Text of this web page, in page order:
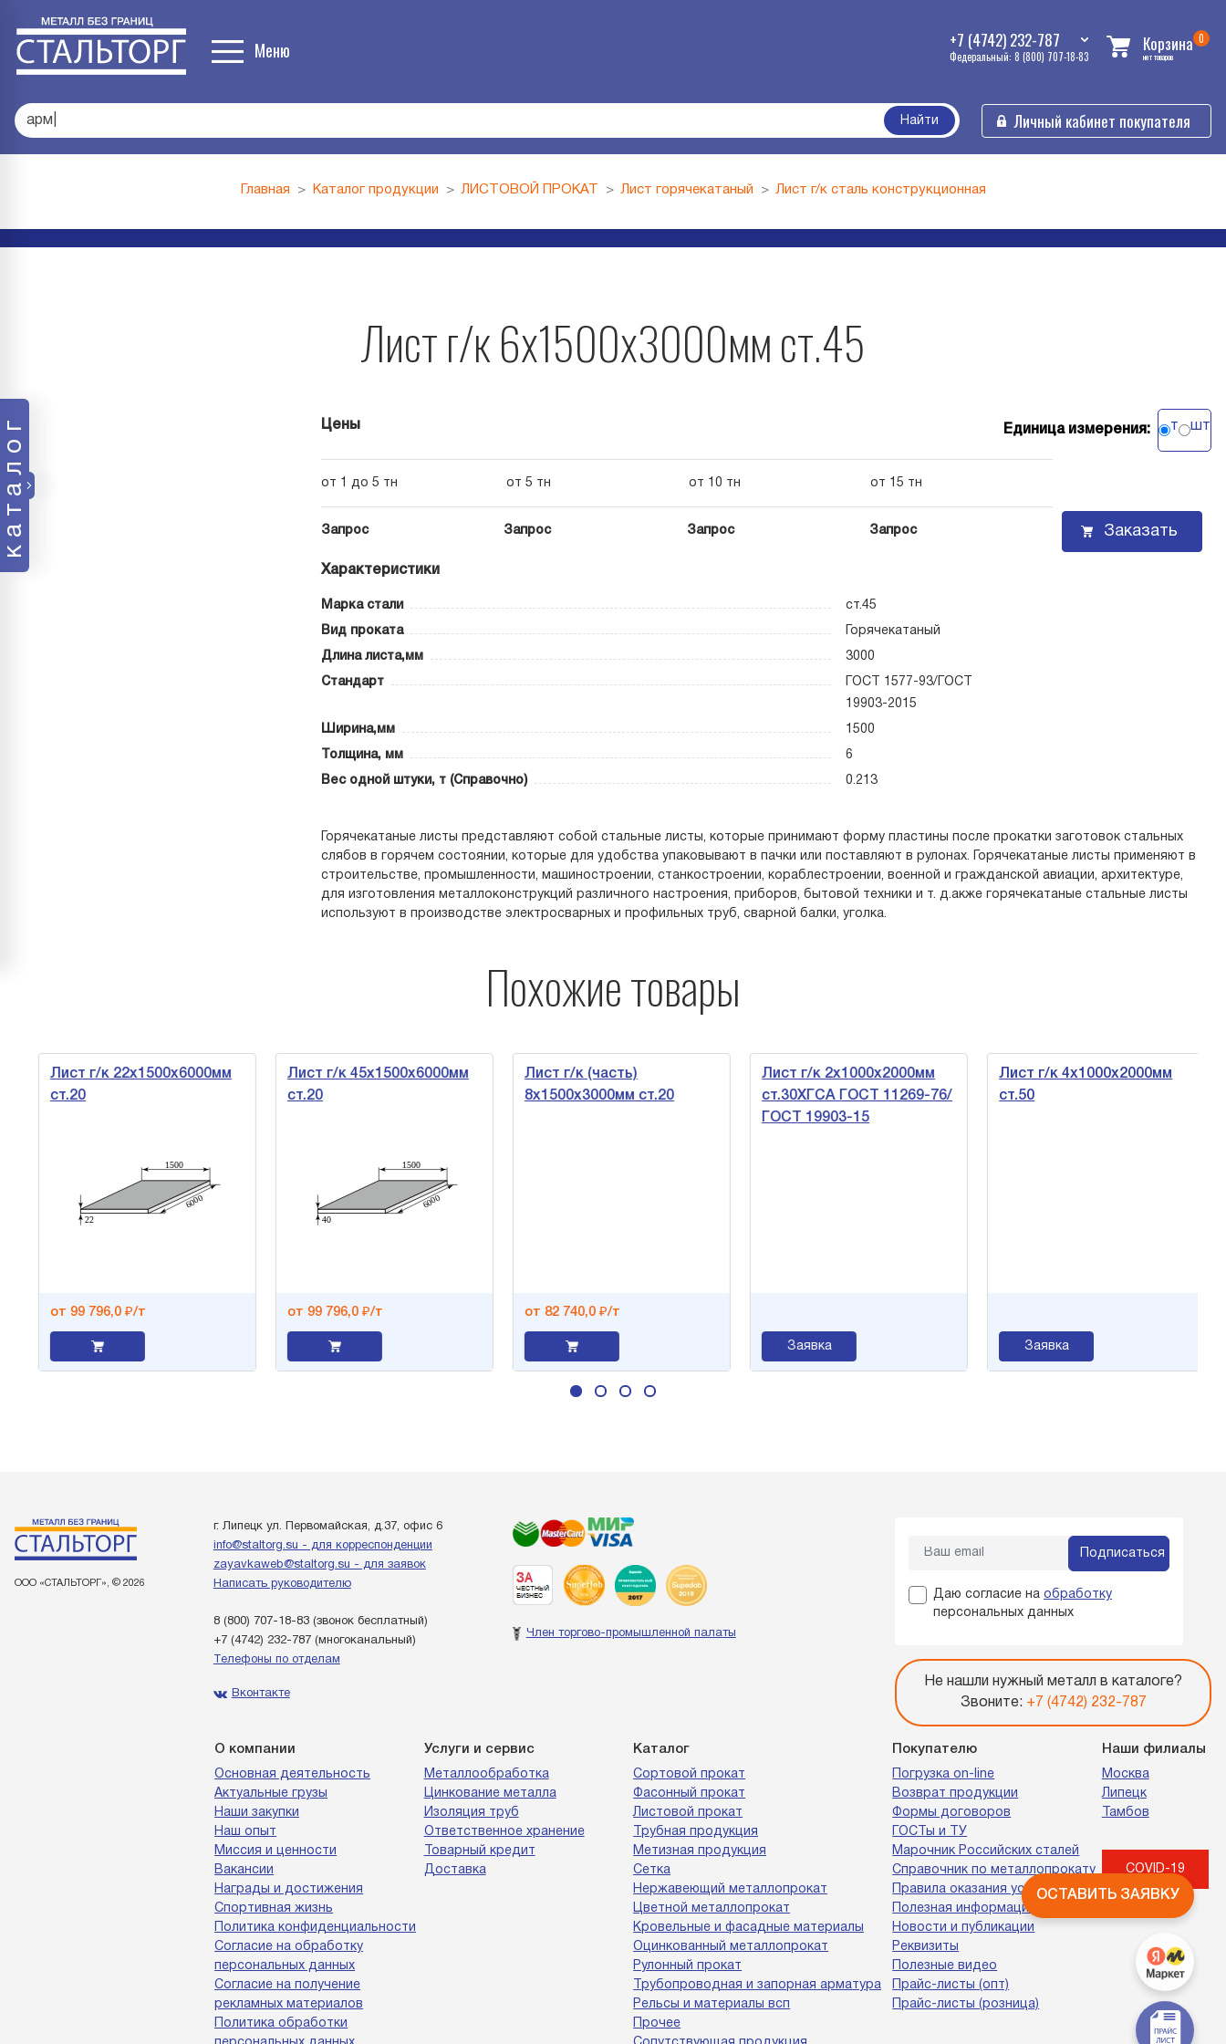
Меню +7 (4742) 232-787
Федеральный: 8 (800) 707-18-83
Корзина 0
нет товаров
проф Найти Личный кабинет покупателя
каталог
Главная Каталог продукции ЛИСТОВОЙ ПРОКАТ Лист горячекатаный Лист г/к сталь конструкционная
Лист г/к 6х1500х3000мм ст.45
Цены Единица измерения: т шт
от 1 до 5 тн от 5 тн от 10 тн от 15 тн
Запрос Запрос Запрос Запрос Заказать
Характеристики
Марка стали ст.45
Вид проката Горячекатаный
Длина листа,мм 3000
Стандарт
ГОСТ 1577-93/ГОСТ
19903-2015
Ширина,мм 1500
Толщина, мм 6
Вес одной штуки, т (Справочно) 0.213
Горячекатаные листы представляют собой стальные листы, которые принимают форму пластины после прокатки заготовок стальных
слябов в горячем состоянии, которые для удобства упаковывают в пачки или поставляют в рулонах. Горячекатаные листы применяют в
строительстве, промышленности, машиностроении, станкостроении, кораблестроении, военной и гражданской авиации, архитектуре,
для изготовления металлоконструкций различного настроения, приборов, бытовой техники и т. д.акже горячекатаные стальные листы
используют в производстве электросварных и профильных труб, сварной балки, уголка.
Похожие товары
Лист г/к 22х1500х6000мм
ст.20
от 99 796,0 ₽/т
Лист г/к 45х1500х6000мм
ст.20
от 99 796,0 ₽/т
Лист г/к (часть)
8х1500х3000мм ст.20
от 82 740,0 ₽/т
Лист г/к 2х1000х2000мм
ст.30ХГСА ГОСТ 11269-76/
ГОСТ 19903-15
Заявка
Лист г/к 4х1000х2000мм
ст.50
Заявка
ООО «СТАЛЬТОРГ», © 2026
г. Липецк ул. Первомайская, д.37, офис 6
info@staltorg.su - для корреспонденции
zayavkaweb@staltorg.su - для заявок
Написать руководителю
8 (800) 707-18-83(звонок бесплатный)
+7 (4742) 232-787(многоканальный)
Телефоны по отделам
Вконтакте
О компании
Основная деятельность
Актуальные грузы
Наши закупки
Наш опыт
Миссия и ценности
Вакансии
Награды и достижения
Спортивная жизнь
Политика конфиденциальности
Согласие на обработку
персональных данных
Согласие на получение
рекламных материалов
Политика обработки
Услуги и сервис
Металлообработка
Цинкование металла
Изоляция труб
Ответственное хранение
Товарный кредит
Доставка
Каталог
Сортовой прокат
Фасонный прокат
Листовой прокат
Трубная продукция
Метизная продукция
Сетка
Нержавеющий металлопрокат
Цветной металлопрокат
Кровельные и фасадные материалы
Оцинкованный металлопрокат
Рулонный прокат
Трубопроводная и запорная арматура
Рельсы и материалы всп
Прочее
Покупателю
Погрузка on-line
Возврат продукции
Формы договоров
ГОСТы и ТУ
Марочник Российских сталей
Справочник по металлопрокату
Правила оказания услуг
Полезная информация
Новости и публикации
Реквизиты
Полезные видео
Прайс-листы (опт)
Прайс-листы (розница)
Наши филиалы
Москва
Липецк
Тамбов
COVID-19
Подписаться
Даю согласие на обработку
персональных данных
Не нашли нужный металл в каталоге?
Звоните: +7 (4742) 232-787
Член торгово-промышленной палаты
ОСТАВИТЬ ЗАЯВКУ